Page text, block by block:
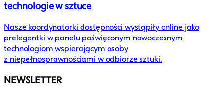
technologie w sztuce
Nasze koordynatorki dostępności wystąpiły online jako
prelegentki w panelu poświęconym nowoczesnym
technologiom wspierającym osoby
z niepełnosprawnościami w odbiorze sztuki.
NEWSLETTER